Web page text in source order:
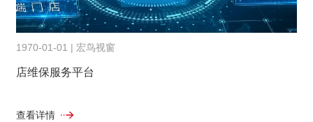
1970-01-01 | 宏鸟视窗
店维保服务平台
查看详情